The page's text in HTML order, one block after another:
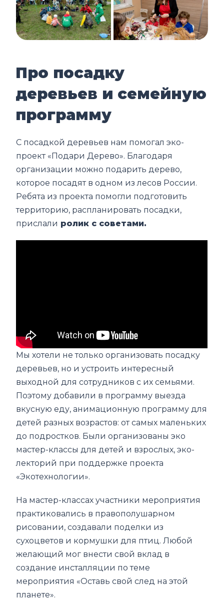
Про посадку
деревьев и семейную
программу
С посадкой деревьев нам помогал эко-
проект «Подари Дерево». Благодаря
организации можно подарить дерево,
которое посадят в одном из лесов России.
Ребята из проекта помогли подготовить
территорию, распланировать посадки,
прислали ролик с советами.
Мы хотели не только организовать посадку
деревьев, но и устроить интересный
выходной для сотрудников с их семьями.
Поэтому добавили в программу выезда
вкусную еду, анимационную программу для
детей разных возрастов: от самых маленьких
до подростков. Были организованы эко
мастер-классы для детей и взрослых, эко-
лекторий при поддержке проекта
«Экотехнологии».
На мастер-классах участники мероприятия
практиковались в правополушарном
рисовании, создавали поделки из
сухоцветов и кормушки для птиц. Любой
желающий мог внести свой вклад в
создание инсталляции по теме
мероприятия «Оставь свой след на этой
планете».